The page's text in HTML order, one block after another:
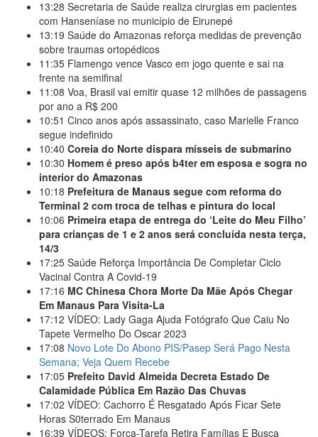
13:28 Secretaria de Saúde realiza cirurgias em pacientes
com Hanseníase no município de Eirunepé
13:19 Saúde do Amazonas reforça medidas de prevenção
sobre traumas ortopédicos
11:35 Flamengo vence Vasco em jogo quente e sai na
frente na semifinal
11:08 Voa, Brasil vai emitir quase 12 milhões de passagens
por ano a R$ 200
10:51 Cinco anos após assassinato, caso Marielle Franco
segue indefinido
10:40 Coreia do Norte dispara mísseis de submarino
10:30 Homem é preso após b4ter em esposa e sogra no
interior do Amazonas
10:18 Prefeitura de Manaus segue com reforma do
Terminal 2 com troca de telhas e pintura do local
10:06 Primeira etapa de entrega do ‘Leite do Meu Filho’
para crianças de 1 e 2 anos será concluída nesta terça,
14/3
17:25 Saúde Reforça Importância De Completar Ciclo
Vacinal Contra A Covid-19
17:16 MC Chinesa Chora Morte Da Mãe Após Chegar
Em Manaus Para Visita-La
17:12 VÍDEO: Lady Gaga Ajuda Fotógrafo Que Caiu No
Tapete Vermelho Do Oscar 2023
17:08 Novo Lote Do Abono PIS/Pasep Será Pago Nesta
Semana; Veja Quem Recebe
17:05 Prefeito David Almeida Decreta Estado De
Calamidade Pública Em Razão Das Chuvas
17:02 VÍDEO: Cachorro É Resgatado Após Ficar Sete
Horas S0terrado Em Manaus
16:39 VÍDEOS: Força-Tarefa Retira Famílias E Busca